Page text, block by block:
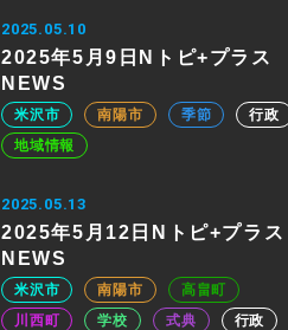
2025.05.10
2025年5月9日Nトピ+プラス
NEWS
米沢市 南陽市 季節
行政
地域情報
2025.05.13
2025年5月12日Nトピ+プラス
NEWS
米沢市 南陽市
高畠町
川西町
学校 式典
行政